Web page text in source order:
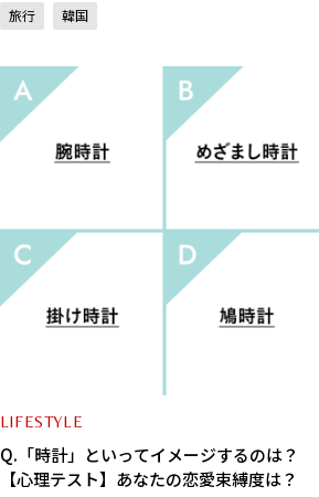
旅行 韓国
LIFESTYLE
Q.「時計」といってイメージするのは？
【心理テスト】あなたの恋愛束縛度は？